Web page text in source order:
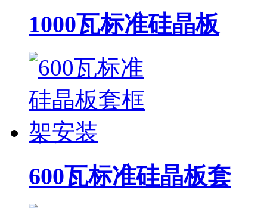
1000瓦标准硅晶板
600瓦标准硅晶板套